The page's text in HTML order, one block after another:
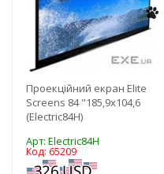
Проекційний екран Elite
Screens 84 "185,9х104,6
(Electric84H)
Арт: Electric84H
Код: 65209